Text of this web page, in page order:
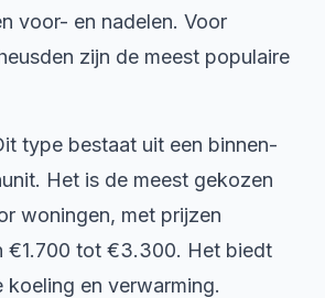
voor- en nadelen. Voor
zijn de meest populaire
type bestaat uit een binnen-
Het is de meest gekozen
woningen, met prijzen
€1.700 tot €3.300. Het biedt
koeling en verwarming.